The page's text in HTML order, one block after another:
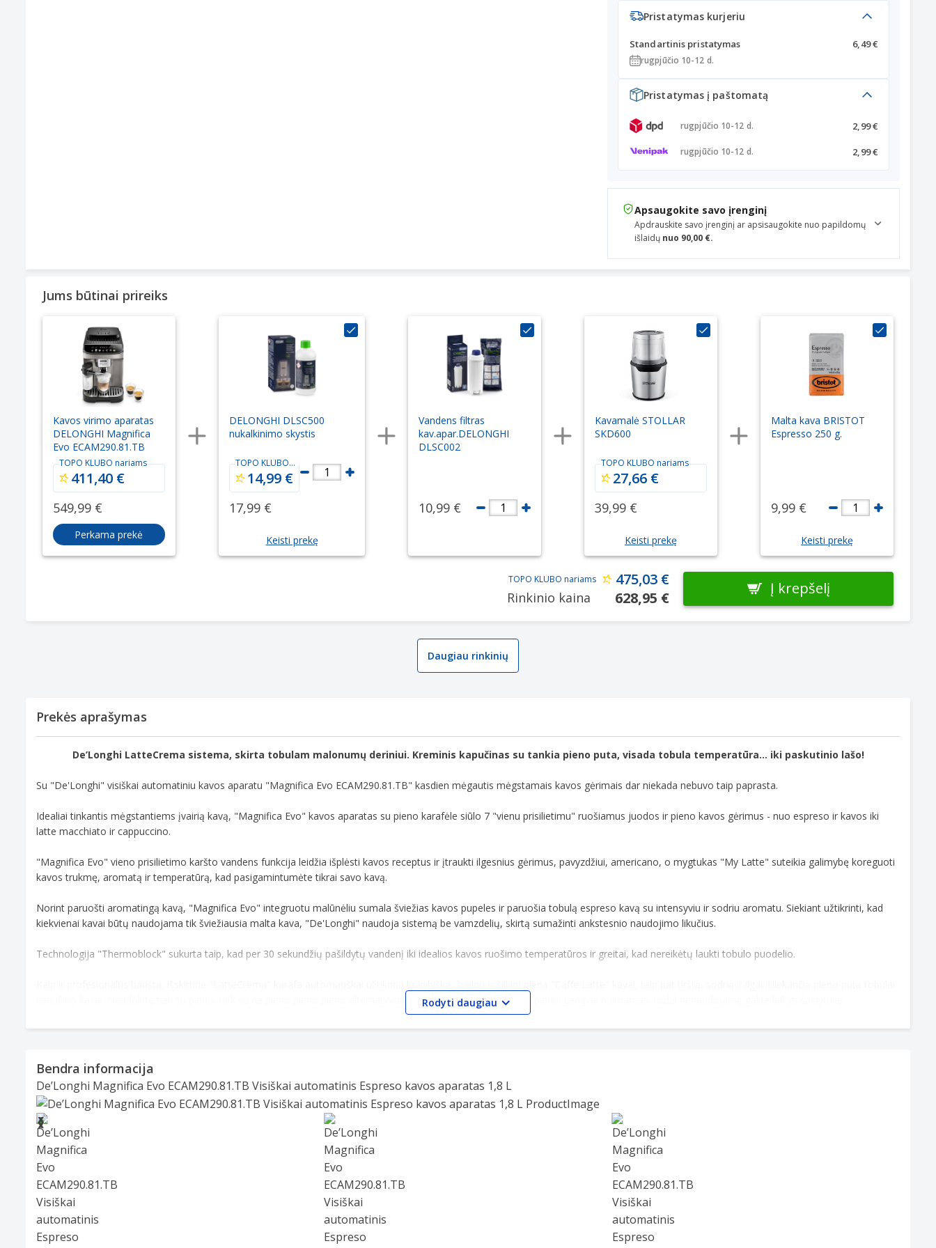
Pristatymas kurjeriu
Standartinis pristatymas 6,49 €
rugpjūčio 10-12 d.
Pristatymas į paštomatą
rugpjūčio 10-12 d. 2,99 €
rugpjūčio 10-12 d. 2,99 €
Apsaugokite savo įrenginį
Apdrauskite savo įrenginį ar apsisaugokite nuo papildomų
išlaidų nuo 90,00 €.
Jums būtinai prireiks
Kavos virimo aparatas
DELONGHI Magnifica
Evo ECAM290.81.TB
549,99 €
TOPO KLUBO nariams
411,40 €
Perkama prekė
DELONGHI DLSC500
nukalkinimo skystis
17,99 €
TOPO KLUBO
nariams
14,99 € 1
Keisti prekę
Vandens filtras
kav.apar.DELONGHI
DLSC002
10,99 € 1
Kavamalė STOLLAR
SKD600
39,99 €
TOPO KLUBO nariams
27,66 €
Keisti prekę
Malta kava BRISTOT
Espresso 250 g.
9,99 € 1
Keisti prekę
TOPO KLUBO nariams 475,03 €
Rinkinio kaina 628,95 €
Į krepšelį
Daugiau rinkinių
Prekės aprašymas
De’Longhi LatteCrema sistema, skirta tobulam malonumų deriniui. Kreminis kapučinas su tankia pieno puta, visada tobula temperatūra... iki paskutinio lašo!
Su "De'Longhi" visiškai automatiniu kavos aparatu "Magnifica Evo ECAM290.81.TB" kasdien mėgautis mėgstamais kavos gėrimais dar niekada nebuvo taip paprasta.
Idealiai tinkantis mėgstantiems įvairią kavą, "Magnifica Evo" kavos aparatas su pieno karafėle siūlo 7 "vienu prisilietimu" ruošiamus juodos ir pieno kavos gėrimus - nuo espreso ir kavos iki
latte macchiato ir cappuccino.
"Magnifica Evo" vieno prisilietimo karšto vandens funkcija leidžia išplėsti kavos receptus ir įtraukti ilgesnius gėrimus, pavyzdžiui, americano, o mygtukas "My Latte" suteikia galimybę koreguoti
kavos trukmę, aromatą ir temperatūrą, kad pasigamintumėte tikrai savo kavą.
Norint paruošti aromatingą kavą, "Magnifica Evo" integruotu malūnėliu sumala šviežias kavos pupeles ir paruošia tobulą espreso kavą su intensyviu ir sodriu aromatu. Siekiant užtikrinti, kad
kiekvienai kavai būtų naudojama tik šviežiausia malta kava, "De'Longhi" naudoja sistemą be vamzdelių, skirtą sumažinti ankstesnio naudojimo likučius.
Technologija "Thermoblock" sukurta taip, kad per 30 sekundžių pašildytų vandenį iki idealios kavos ruošimo temperatūros ir greitai, kad nereikėtų laukti tobulo puodelio.
kapučino kavai. Naudokite tiek su pieno, tiek su ne pieno pieno pieno alternatyvomis, pavyzdžiui, avižų ar sojų pienu. Lengvai nuimamas, todėl nenaudojamą galite laikyti šaldytuve.
"Magnifica Evo" pasižymi aukščiausios kokybės apdaila ir turi apšviestą jutiklinį spalvotą valdymo piktogramą, kuri palengvina naudojimą.
Galiausiai "Magnifica Evo" lengva prižiūrėti. Jame yra automatinis išsijungimas, taip pat automatinė skalavimo ir valymo programa, sukurta tam, kad kavos aparatas būtų geriausios būklės.
Vandens talpyklą, lašėjimo padėklą ir kavos virimo įrenginį galima lengvai nuimti, kad būtų lengviau atlikti techninę priežiūrą, o pieno kavinuką galima plauti indaplovėje.
Rodyti daugiau
Bendra informacija
De’Longhi Magnifica Evo ECAM290.81.TB Visiškai automatinis Espreso kavos aparatas 1,8 L
Slide 1 of 5
❮
❯